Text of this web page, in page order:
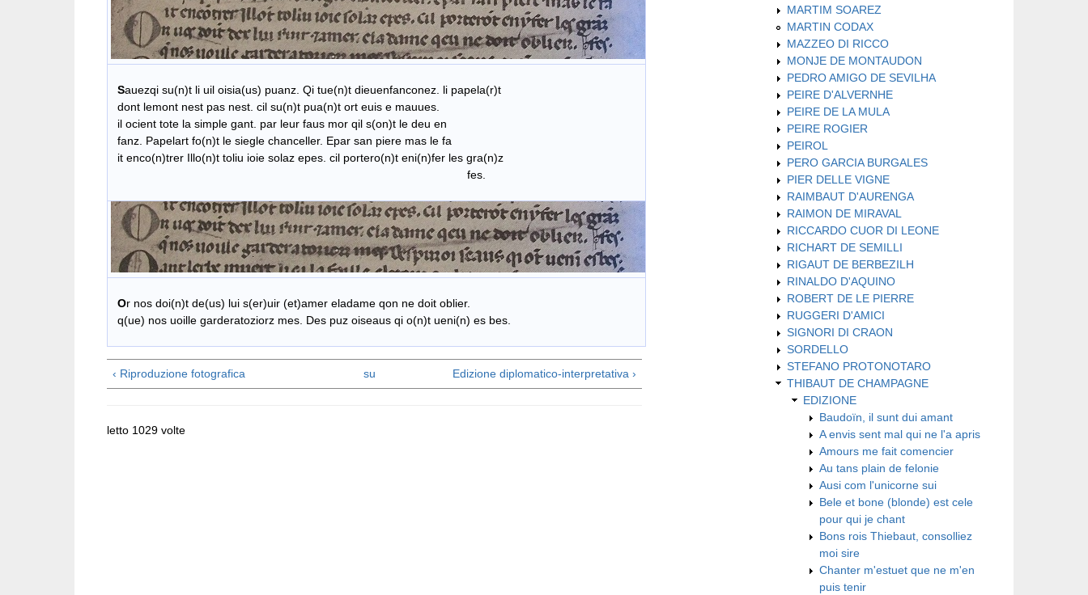
Sauezqi su(n)t li uil oisia(us) puanz. Qi tue(n)t dieuenfanconez. li papela(r)t
dont lemont nest pas nest. cil su(n)t pua(n)t ort euis e mauues.
il ocient tote la simple gant. par leur faus mor qil s(on)t le deu en
fanz. Papelart fo(n)t le siegle chanceller. Epar san piere mas le fa
it enco(n)trer Illo(n)t toliu ioie solaz epes. cil portero(n)t eni(n)fer les gra(n)z
fes.
Or nos doi(n)t de(us) lui s(er)uir (et)amer eladame qon ne doit oblier.
q(ue) nos uoille garderatoziorz mes. Des puz oiseaus qi o(n)t ueni(n) es bes.
‹ Riproduzione fotografica su Edizione diplomatico-interpretativa ›
letto 1029 volte
MARTIM SOAREZ
MARTIN CODAX
MAZZEO DI RICCO
MONJE DE MONTAUDON
PEDRO AMIGO DE SEVILHA
PEIRE D'ALVERNHE
PEIRE DE LA MULA
PEIRE ROGIER
PEIROL
PERO GARCIA BURGALES
PIER DELLE VIGNE
RAIMBAUT D'AURENGA
RAIMON DE MIRAVAL
RICCARDO CUOR DI LEONE
RICHART DE SEMILLI
RIGAUT DE BERBEZILH
RINALDO D'AQUINO
ROBERT DE LE PIERRE
RUGGERI D'AMICI
SIGNORI DI CRAON
SORDELLO
STEFANO PROTONOTARO
THIBAUT DE CHAMPAGNE
EDIZIONE
Baudoïn, il sunt dui amant
A envis sent mal qui ne l'a apris
Amours me fait comencier
Au tans plain de felonie
Ausi com l'unicorne sui
Bele et bone (blonde) est cele
pour qui je chant
Bons rois Thiebaut, consolliez
moi sire
Chanter m'estuet que ne m'en
puis tenir